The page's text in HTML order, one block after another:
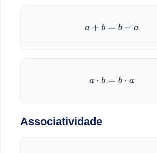
a +b=b+ a
a⋅b=b⋅a
Associatividade